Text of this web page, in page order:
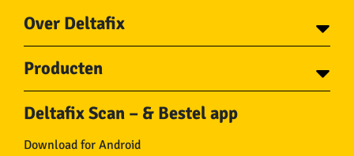
Over Deltafix
Voor gemeentes
Over Deltafix
Producten
Schroeven
Bouten
Ketting en Toebehoren
Deltafix Scan – & Bestel app
Download for Android